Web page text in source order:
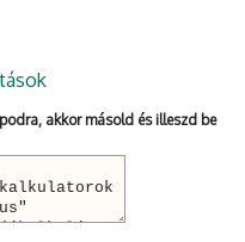
akkor másold és illeszd be